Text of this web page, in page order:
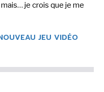
je crois que je me
JEU VIDÉO